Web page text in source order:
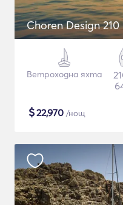
Choren Design 210
Ветроходна яхта
$22,970 /нощ